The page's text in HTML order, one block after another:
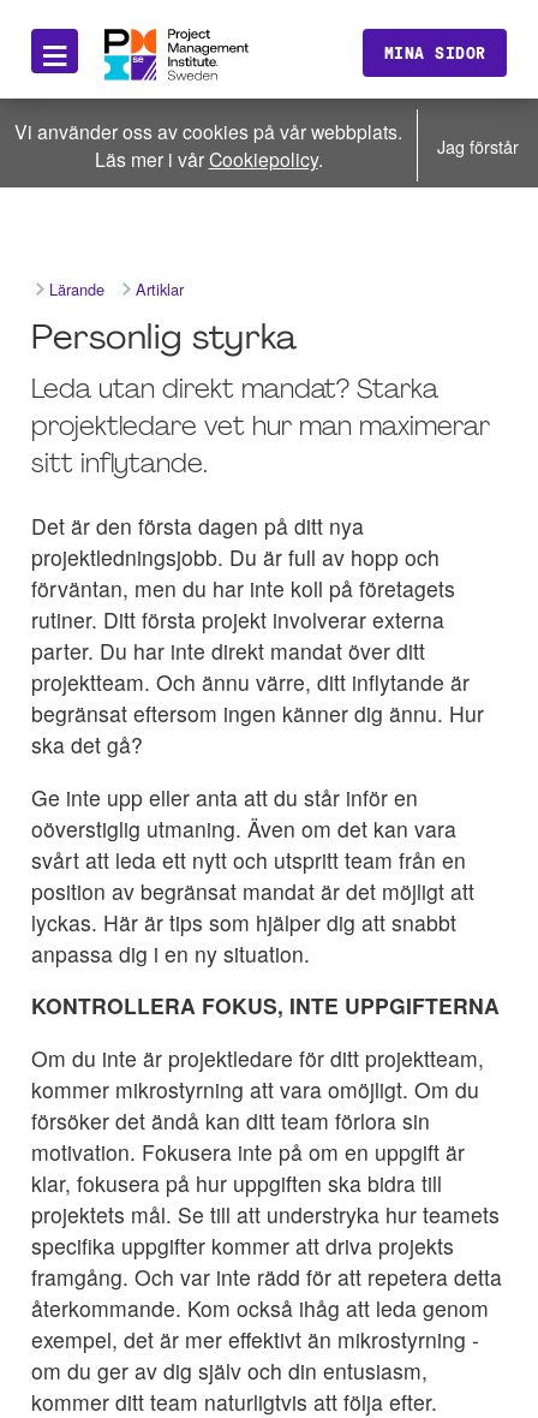
≡ MINA SIDOR
Vi använder oss av cookies på vår webbplats.
Läs mer i vårCookiepolicy. Jag förstår
Lärande Artiklar
Personlig styrka
Leda utan direkt mandat? Starka
projektledare vet hur man maximerar
sitt inflytande.
Det är den första dagen på ditt nya
projektledningsjobb. Du är full av hopp och
förväntan, men du har inte koll på företagets
rutiner. Ditt första projekt involverar externa
parter. Du har inte direkt mandat över ditt
projektteam. Och ännu värre, ditt inflytande är
begränsat eftersom ingen känner dig ännu. Hur
ska det gå?
Ge inte upp eller anta att du står inför en
oöverstiglig utmaning. Även om det kan vara
svårt att leda ett nytt och utspritt team från en
position av begränsat mandat är det möjligt att
lyckas. Här är tips som hjälper dig att snabbt
anpassa dig i en ny situation.
KONTROLLERA FOKUS, INTE UPPGIFTERNA
Om du inte är projektledare för ditt projektteam,
kommer mikrostyrning att vara omöjligt. Om du
försöker det ändå kan ditt team förlora sin
motivation. Fokusera inte på om en uppgift är
klar, fokusera på hur uppgiften ska bidra till
projektets mål. Se till att understryka hur teamets
specifika uppgifter kommer att driva projekts
framgång. Och var inte rädd för att repetera detta
återkommande. Kom också ihåg att leda genom
exempel, det är mer effektivt än mikrostyrning -
om du ger av dig själv och din entusiasm,
kommer ditt team naturligtvis att följa efter.